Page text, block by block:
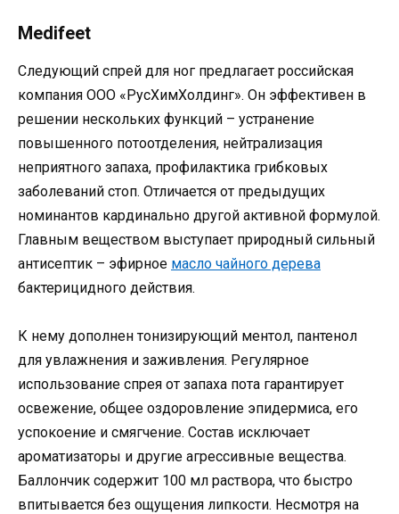
Medifeet
Следующий спрей для ног предлагает российская
компания ООО «РусХимХолдинг». Он эффективен в
решении нескольких функций – устранение
повышенного потоотделения, нейтрализация
неприятного запаха, профилактика грибковых
заболеваний стоп. Отличается от предыдущих
номинантов кардинально другой активной формулой.
Главным веществом выступает природный сильный
антисептик – эфирное масло чайного дерева
бактерицидного действия.
К нему дополнен тонизирующий ментол, пантенол
для увлажнения и заживления. Регулярное
использование спрея от запаха пота гарантирует
освежение, общее оздоровление эпидермиса, его
успокоение и смягчение. Состав исключает
ароматизаторы и другие агрессивные вещества.
Баллончик содержит 100 мл раствора, что быстро
впитывается без ощущения липкости. Несмотря на